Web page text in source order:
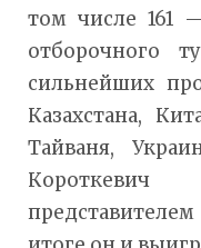
том числе 161
отборочного
сильнейших
Казахстана,
Тайваня,
Короткевич